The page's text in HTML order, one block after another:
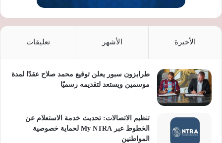
الأخيرة الأشهر تعليقات
طرابزون سبور يعلن توقيع محمد صلاح عقدًا لمدة
موسمين ويستعد لتقديمه رسميًا
تنظيم الاتصالات: تحديث خدمة الاستعلام عن
الخطوط عبر My NTRA لحماية خصوصية
المواطنين